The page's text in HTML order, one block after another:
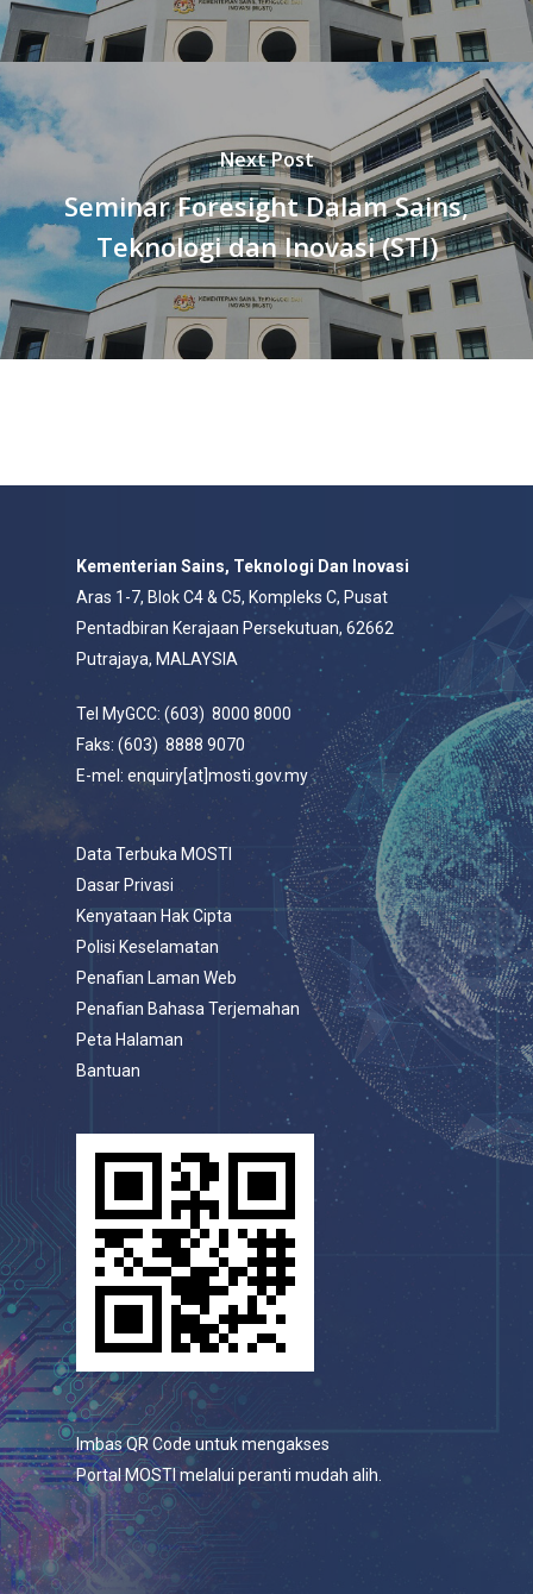
Next Post
Seminar Foresight Dalam Sains,
Teknologi dan Inovasi (STI)
Kementerian Sains, Teknologi Dan Inovasi
Aras 1-7, Blok C4 & C5, Kompleks C, Pusat
Pentadbiran Kerajaan Persekutuan, 62662
Putrajaya, MALAYSIA
Tel MyGCC: (603) 8000 8000
Faks: (603) 8888 9070
E-mel: enquiry[at]mosti.gov.my
Data Terbuka MOSTI
Dasar Privasi
Kenyataan Hak Cipta
Polisi Keselamatan
Penafian Laman Web
Penafian Bahasa Terjemahan
Peta Halaman
Bantuan
Imbas QR Code untuk mengakses
Portal MOSTI melalui peranti mudah alih.